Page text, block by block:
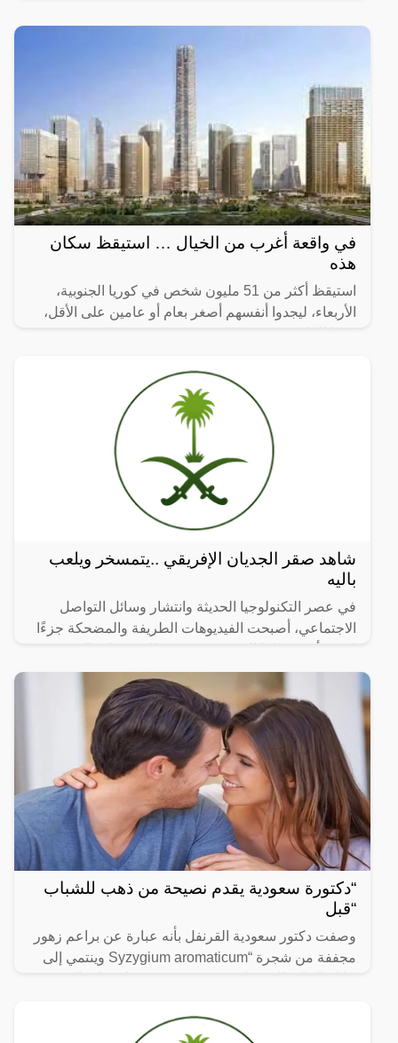
ينمو في
في واقعة أغرب من الخيال … استيقظ سكان
هذه
استيقظ أكثر من 51 مليون شخص في كوريا الجنوبية،
الأربعاء، ليجدوا أنفسهم أصغر بعام أو عامين على الأقل،
شاهد صقر الجديان الإفريقي ..يتمسخر ويلعب
باليه
في عصر التكنولوجيا الحديثة وانتشار وسائل التواصل
الاجتماعي، أصبحت الفيديوهات الطريفة والمضحكة جزءًا
انتشرت
“دكتورة سعودية يقدم نصيحة من ذهب للشباب
“قبل
وصفت دكتور سعودية القرنفل بأنه عبارة عن براعم زهور
مجففة من شجرة “Syzygium aromaticum وينتمي إلى